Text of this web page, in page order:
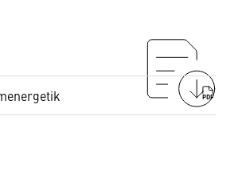
PDF